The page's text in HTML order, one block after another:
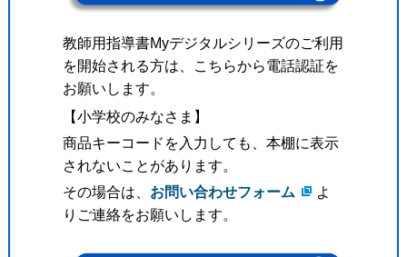
教師用指導書Myデジタルシリーズのご利用
を開始される方は、こちらから電話認証を
お願いします。
【小学校のみなさま】
商品キーコードを入力しても、本棚に表示
されないことがあります。
その場合は、 お問い合わせフォーム
よ
りご連絡をお願いします。